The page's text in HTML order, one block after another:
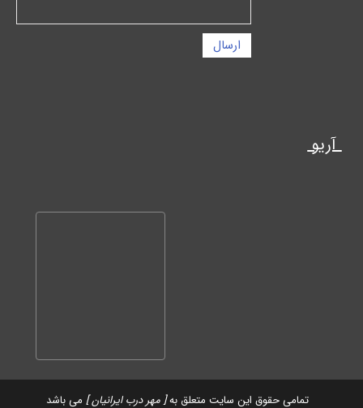
ارسال
تمامی حقوق این سایت متعلق به[ مهر درب ایرانیان ] می باشد
آریو